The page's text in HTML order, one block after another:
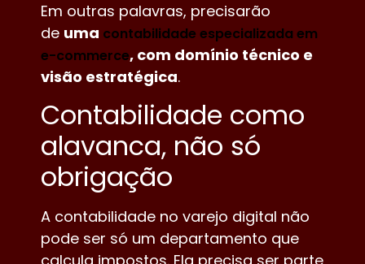
Em outras palavras, precisarão
de uma contabilidade especializada em
e-commerce, com domínio técnico e
visão estratégica.
Contabilidade como
alavanca, não só
obrigação
A contabilidade no varejo digital não
pode ser só um departamento que